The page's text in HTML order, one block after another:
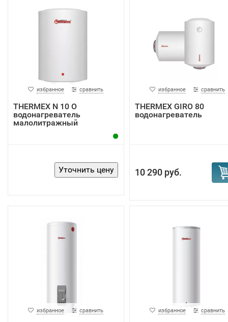
избранное сравнить
THERMEX N 10 O
водонагреватель
малолитражный
избранное сравнить
THERMEX GIRO 80
водонагреватель
10 290 руб.
избранное сравнить избранное сравнить